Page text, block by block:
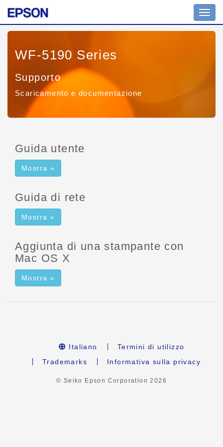
WF-5190 Series
Supporto
Scaricamento e documentazione
Guida utente
Mostra »
Guida di rete
Mostra »
Aggiunta di una stampante con
Mac OS X
Mostra »
Italiano
Termini di utilizzo
Trademarks
Informativa sulla privacy
© Seiko Epson Corporation2026